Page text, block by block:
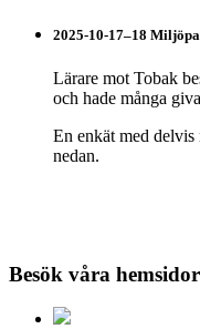
2025-10-17–18
Lärare mot Tobak
och hade många
En enkät med delvis
nedan.
Besök våra hemsidor